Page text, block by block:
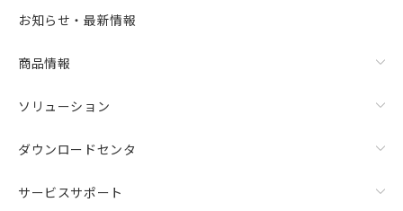
お知らせ・最新情報
商品情報
ソリューション
ダウンロードセンタ
サービスサポート